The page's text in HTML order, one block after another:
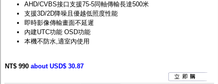
AHD/CVBS接口支援75-5同軸傳輸長達500米
支援3D/2D降噪且優越低照度性能
即時影像傳輸畫面不延遲
內建UTC功能 OSD功能
本機不防水,適室內使用
NT$ 990 about USD$ 30.87